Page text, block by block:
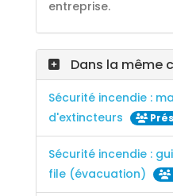
entreprise.
Dans la même
Sécurité incendie :
d'extincteurs
Sécurité incendie :
file (évacuation)